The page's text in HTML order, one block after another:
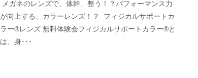
メガネのレンズで、体幹、整う！？パフォーマンス力
が向上する、カラーレンズ！？ フィジカルサポートカ
ラー®レンズ 無料体験会フィジカルサポートカラー®と
は、身･･･